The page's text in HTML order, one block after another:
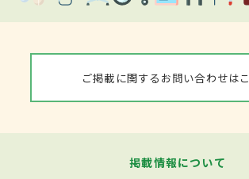
ご掲載に関するお問い合わせは
掲載情報について